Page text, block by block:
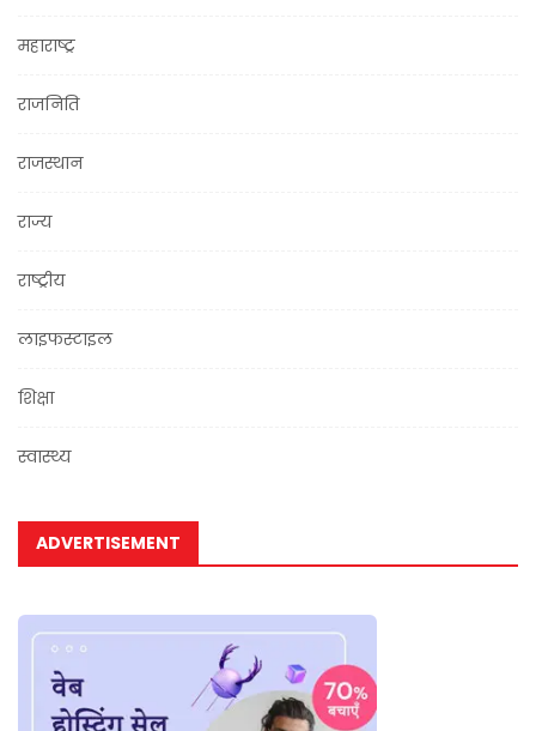
महाराष्ट्र
राजनिति
राजस्थान
राज्य
राष्ट्रीय
लाइफस्टाइल
शिक्षा
स्वास्थ्य
ADVERTISEMENT